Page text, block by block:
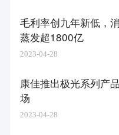
毛利率创九年新低，
蒸发超1800亿
2023-04-28
康佳推出极光系列产
场
2023-04-28